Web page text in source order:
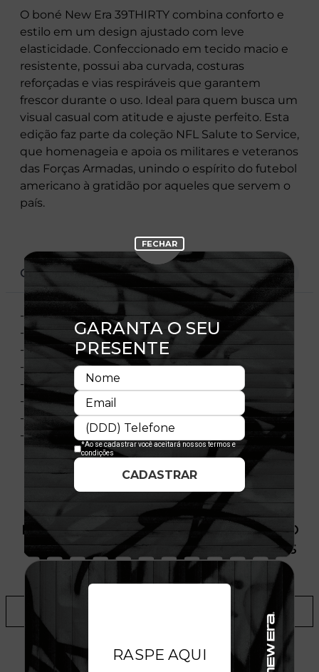
O boné New Era 39THIRTY combina conforto e
estilo em um design ajustado com leve
elasticidade. Confeccionado em tecido macio e
resistente, possui aba curvada, costuras
reforçadas e vias respiráveis que garantem
frescor durante o uso. Ideal para quem busca um
visual casual com atitude e ajuste perfeito. Esta
edição faz parte da coleção NFL Salute to Service,
que homenageia e apoia os militares e veteranos
das Forças Armadas, unindo o espírito do futebol
americano à gratidão por aqueles que servem o
país.
CARACTERÍSTICAS
- Modelo Fechado com Stretch Fit
- Aba curva
- Copa estruturada
- Laterais com elastano
- Flag bordada no lado esquerdo
- Importado
- Licença Oficial
- Composição: 100% Algodão
PRODUTO SEM ESTOQUE DÍSPONÍVEL NO
SITE, CONSULTE A DISPONIBILIDADE NAS
LOJAS
ADICIONAR A LISTA DE DESEJOS